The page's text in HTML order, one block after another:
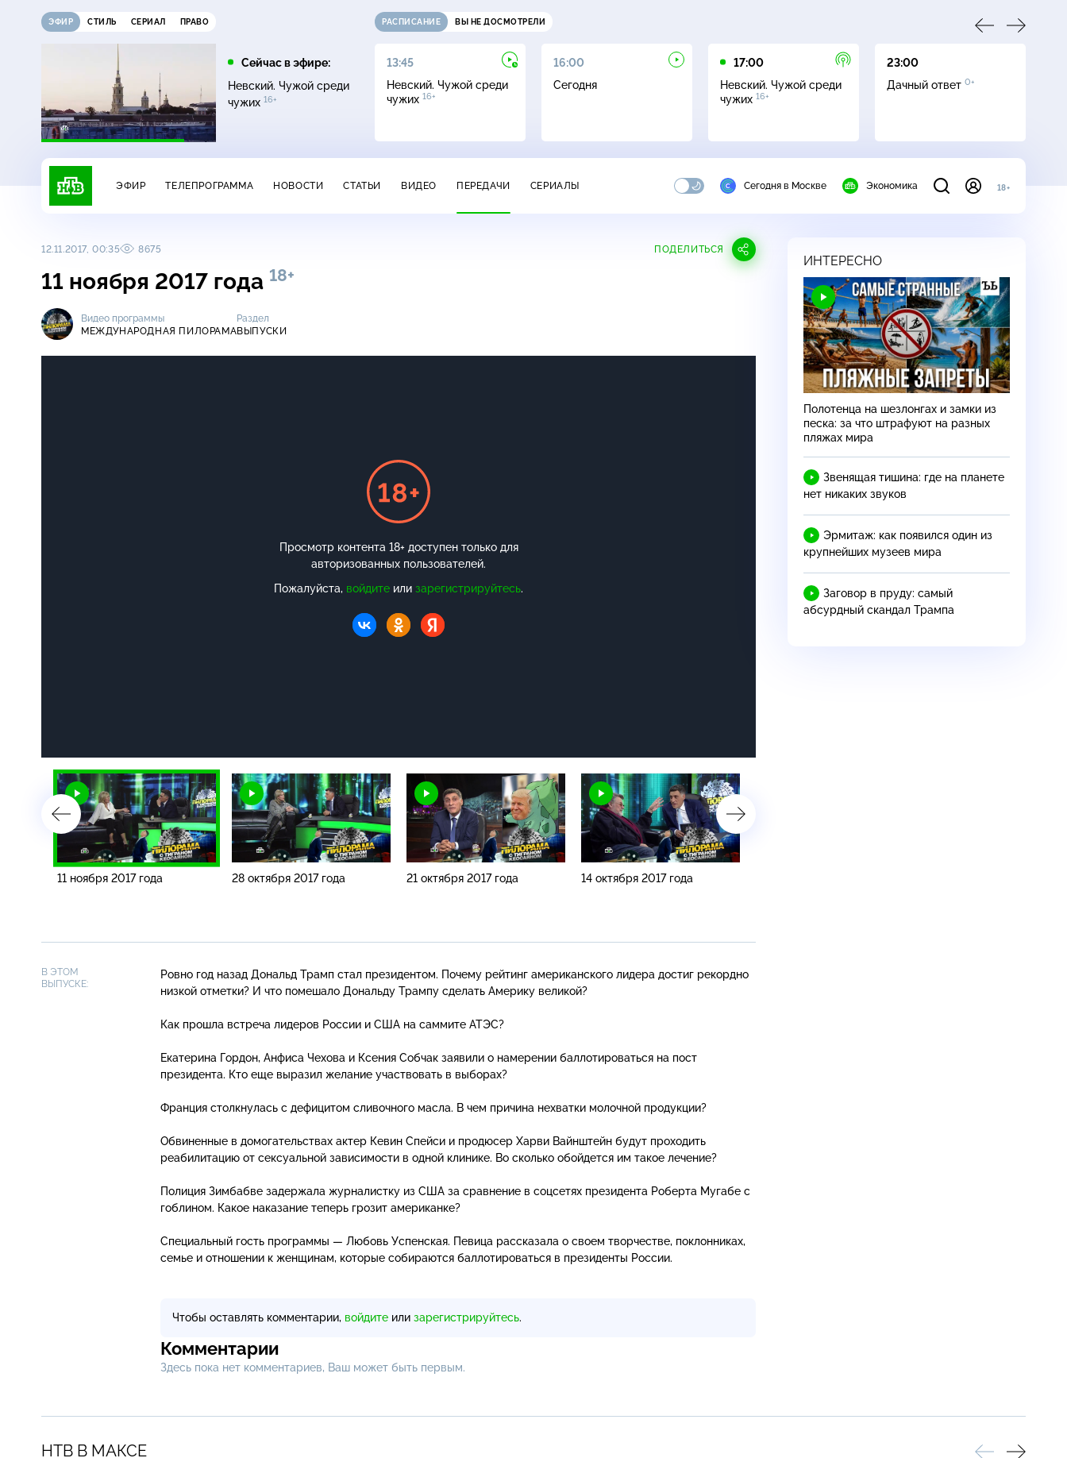
ЭФИР СТИЛЬ СЕРИАЛ ПРАВО
Сейчас в эфире:
Невский. Чужой среди
чужих 16+
РАСПИСАНИЕ ВЫ НЕ ДОСМОТРЕЛИ
16+
13:00
Сегодня
13:45
Невский. Чужой среди
чужих 16+
16:00
Сегодня
17:00
Невский. Чужой среди
чужих 16+
23:00
Дачный ответ 0+
ЭФИР ТЕЛЕПРОГРАММА НОВОСТИ СТАТЬИ ВИДЕО ПЕРЕДАЧИ СЕРИАЛЫ Сегодня в Москве Экономика 18+
12.11.2017, 00:35 8675 ПОДЕЛИТЬСЯ
11 ноября 2017 года 18+
Видео программы
МЕЖДУНАРОДНАЯ ПИЛОРАМА
Раздел
ВЫПУСКИ
Просмотр контента 18+ доступен только для
авторизованных пользователей.
Пожалуйста, войдите или зарегистрируйтесь.
11 ноября 2017 года 28 октября 2017 года 21 октября 2017 года 14 октября 2017 года
В ЭТОМ
ВЫПУСКЕ:
Ровно год назад Дональд Трамп стал президентом. Почему рейтинг американского лидера достиг рекордно
низкой отметки? И что помешало Дональду Трампу сделать Америку великой?
Как прошла встреча лидеров России и США на саммите АТЭС?
Екатерина Гордон, Анфиса Чехова и Ксения Собчак заявили о намерении баллотироваться на пост
президента. Кто еще выразил желание участвовать в выборах?
Франция столкнулась с дефицитом сливочного масла. В чем причина нехватки молочной продукции?
Обвиненные в домогательствах актер Кевин Спейси и продюсер Харви Вайнштейн будут проходить
реабилитацию от сексуальной зависимости в одной клинике. Во сколько обойдется им такое лечение?
Полиция Зимбабве задержала журналистку из США за сравнение в соцсетях президента Роберта Мугабе с
гоблином. Какое наказание теперь грозит американке?
Специальный гость программы — Любовь Успенская. Певица рассказала о своем творчестве, поклонниках,
семье и отношении к женщинам, которые собираются баллотироваться в президенты России.
Чтобы оставлять комментарии, войдите или зарегистрируйтесь.
Комментарии
Здесь пока нет комментариев, Ваш может быть первым.
ИНТЕРЕСНО
Полотенца на шезлонгах и замки из
песка: за что штрафуют на разных
пляжах мира
Звенящая тишина: где на планете
нет никаких звуков
Эрмитаж: как появился один из
крупнейших музеев мира
Заговор в пруду: самый
абсурдный скандал Трампа
НТВ В МАКСЕ